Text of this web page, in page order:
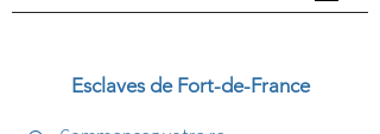
Esclaves de Fort-de-France